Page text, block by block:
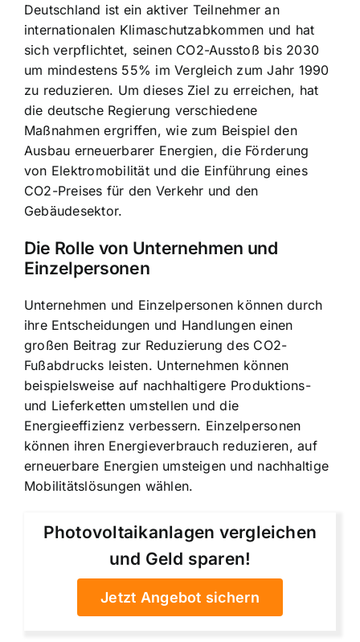
Deutschland ist ein aktiver Teilnehmer an
internationalen Klimaschutzabkommen und hat
sich verpflichtet, seinen CO2-Ausstoß bis 2030
um mindestens 55% im Vergleich zum Jahr 1990
zu reduzieren. Um dieses Ziel zu erreichen, hat
die deutsche Regierung verschiedene
Maßnahmen ergriffen, wie zum Beispiel den
Ausbau erneuerbarer Energien, die Förderung
von Elektromobilität und die Einführung eines
CO2-Preises für den Verkehr und den
Gebäudesektor.
Die Rolle von Unternehmen und
Einzelpersonen
Unternehmen und Einzelpersonen können durch
ihre Entscheidungen und Handlungen einen
großen Beitrag zur Reduzierung des CO2-
Fußabdrucks leisten. Unternehmen können
beispielsweise auf nachhaltigere Produktions-
und Lieferketten umstellen und die
Energieeffizienz verbessern. Einzelpersonen
können ihren Energieverbrauch reduzieren, auf
erneuerbare Energien umsteigen und nachhaltige
Mobilitätslösungen wählen.
Photovoltaikanlagen vergleichen
und Geld sparen!
Jetzt Angebot sichern